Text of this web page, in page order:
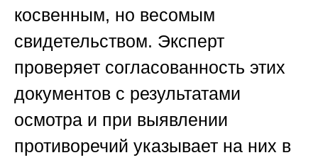
косвенным, но весомым
свидетельством. Эксперт
проверяет согласованность этих
документов с результатами
осмотра и при выявлении
противоречий указывает на них в